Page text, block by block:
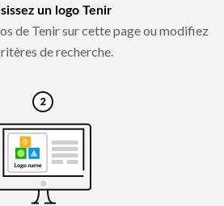
un logo Tenir
de Tenir sur cette page ou modifiez
de recherche.